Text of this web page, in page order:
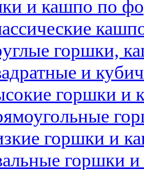
и кашпо по
горшки,
и
горшки и
горшки и
горшки